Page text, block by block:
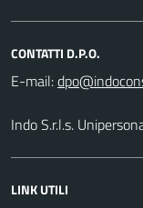
CONTATTI D.P.O.
E-mail:
Indo S.r.l.s.
LINK UTILI